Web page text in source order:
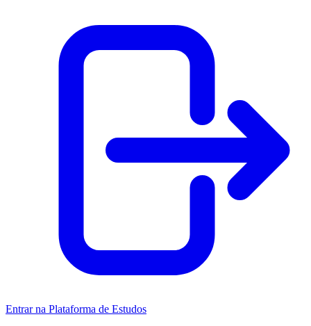
Entrar na Plataforma de Estudos